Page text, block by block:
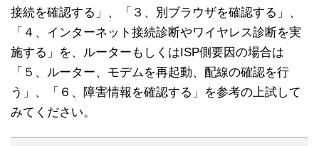
接続を確認する」、「３、別ブラウザを確認する」、
「４、インターネット接続診断やワイヤレス診断を実
施する」を、ルーターもしくはISP側要因の場合は
「５、ルーター、モデムを再起動、配線の確認を行
う」、「６、障害情報を確認する」を参考の上試して
みてください。